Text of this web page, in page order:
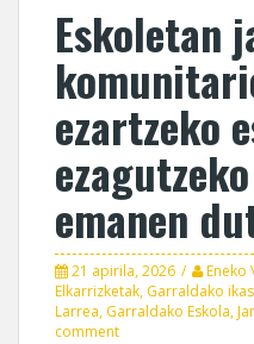
Eskoletan
ezartzeko
emanen
21 apirila, 2026 Eneko
Elkarrizketak, Garraldako
Larrea, Garraldako Eskola,
comment